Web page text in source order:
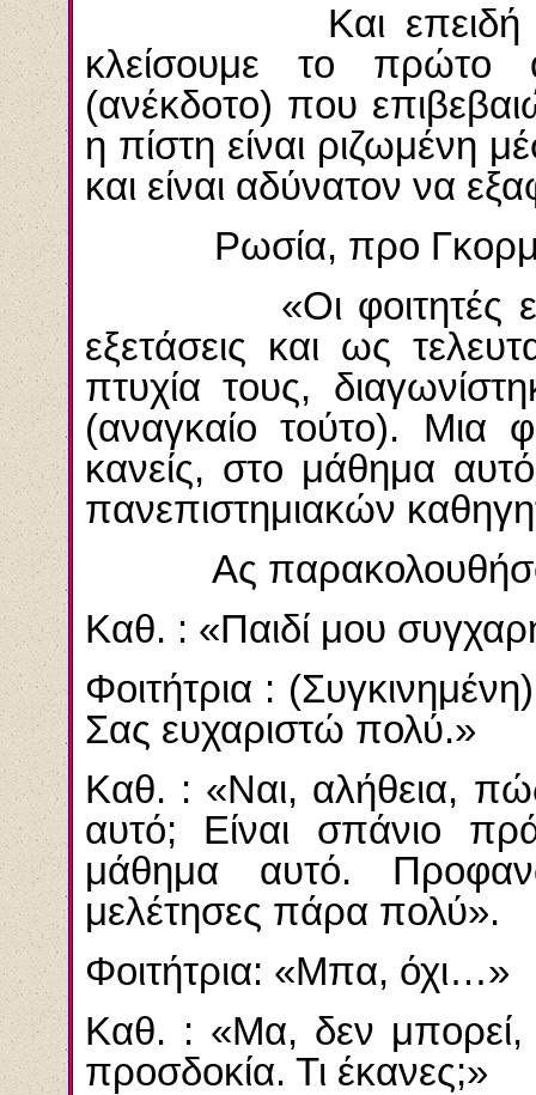
Και επειδή
κλείσουμε το πρώτο
(ανέκδοτο) που
η πίστη είναι ριζωμένη
και είναι αδύνατον να
Ρωσία, προ
«Οι φοιτητές
εξετάσεις και ως
πτυχία τους,
(αναγκαίο τούτο). Μια
κανείς, στο μάθημα
πανεπιστημιακών
Ας
Καθ. : «Παιδί μου
Φοιτήτρια :
Σας ευχαριστώ πολύ.»
Καθ. : «Ναι, αλήθεια,
αυτό; Είναι σπάνιο
μάθημα αυτό.
μελέτησες πάρα πολύ».
Φοιτήτρια: «Μπα, όχι…»
Καθ. : «Μα, δεν
προσδοκία. Τι έκανες;»